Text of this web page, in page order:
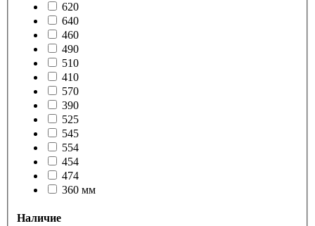
620
640
460
490
510
410
570
390
525
545
554
454
474
360 мм
Наличие